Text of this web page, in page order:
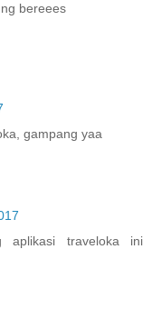
bereees
gampang yaa
aplikasi traveloka ini